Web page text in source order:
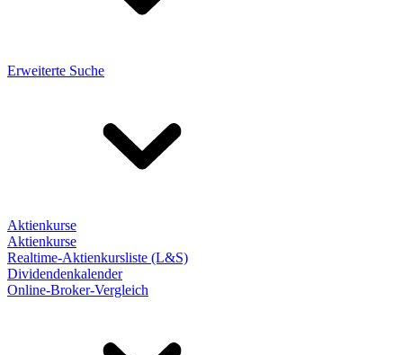
Erweiterte Suche
Aktienkurse
Aktienkurse
Realtime-Aktienkursliste (L&S)
Dividendenkalender
Online-Broker-Vergleich